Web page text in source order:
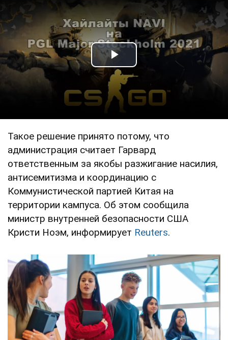
Play Video
Такое решение принято потому, что
администрация считает Гарвард
ответственным за якобы разжигание насилия,
антисемитизма и координацию с
Коммунистической партией Китая на
территории кампуса. Об этом сообщила
министр внутренней безопасности США
Кристи Ноэм, информирует Reuters.